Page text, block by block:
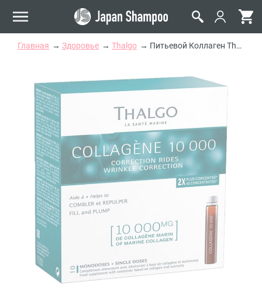
Главная Здоровье Thalgo Питьевой Коллаген Thalgo Collagen 10 000 Wrinkle Correction